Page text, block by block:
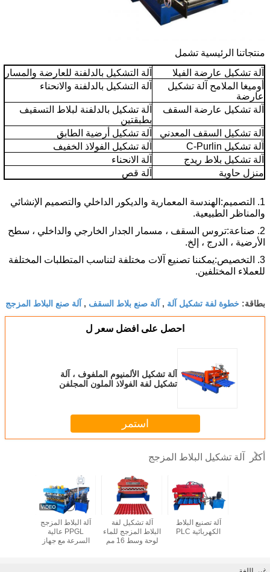
منتجاتنا الرئيسية تشمل
آلة تشكيل عارضة الفيلا
آلة التشكيل بالدلفنة للعارضة والمسار
أوميغا الملامح آلة تشكيل
عارضة
آلة التشكيل بالدلفنة والانحناء
آلة تشكيل عارضة السقف
آلة تشكيل بالدلفنة لبلاط التسقيف
بطبقتين
آلة تشكيل السقف المعدني
آلة تشكيل أرضية الطابق
آلة تشكيل C-Purlin
آلة تشكيل الفولاذ الخفيف
آلة تشكيل بلاط ريدج
آلة الانحناء
منزل حاوية
آلة قص
1. التصميم:
الهندسة المعمارية والديكور الداخلي والتصميم الإنشائي
والمناظر الطبيعية.
2. صناعة:تروس السقف ، مسمار الجدار الخارجي والداخلي ، سطح
الأرضية ، الدرج ، إلخ.
3.
التخصيص:يمكننا تصنيع آلات مختلفة لتناسب المتطلبات المختلفة
للعملاء المختلفين.
بطاقة: خطوة لفة تشكيل آلة , آلة صنع بلاط السقف , آلة صنع البلاط المزجج
احصل على افضل سعر ل
آلة تشكيل الألمنيوم الملفوف ، آلة
تشكيل لفة الفولاذ الملون المجلفن
استمر
أكثر آلة تشكيل البلاط المزجج
آلة البلاط المزجج
PPGL عالية
السرعة مع جهاز
آلة تشكيل لفة
البلاط المزجج للماء
لوحة وسط 16 مم
آلة تصنيع البلاط
الكهربائية PLC